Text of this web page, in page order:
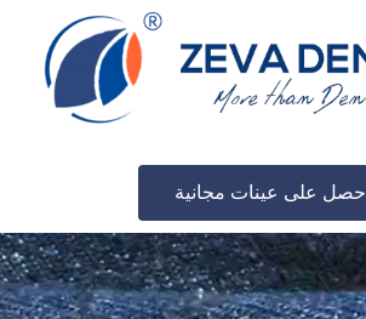
احصل على عينات مجانية